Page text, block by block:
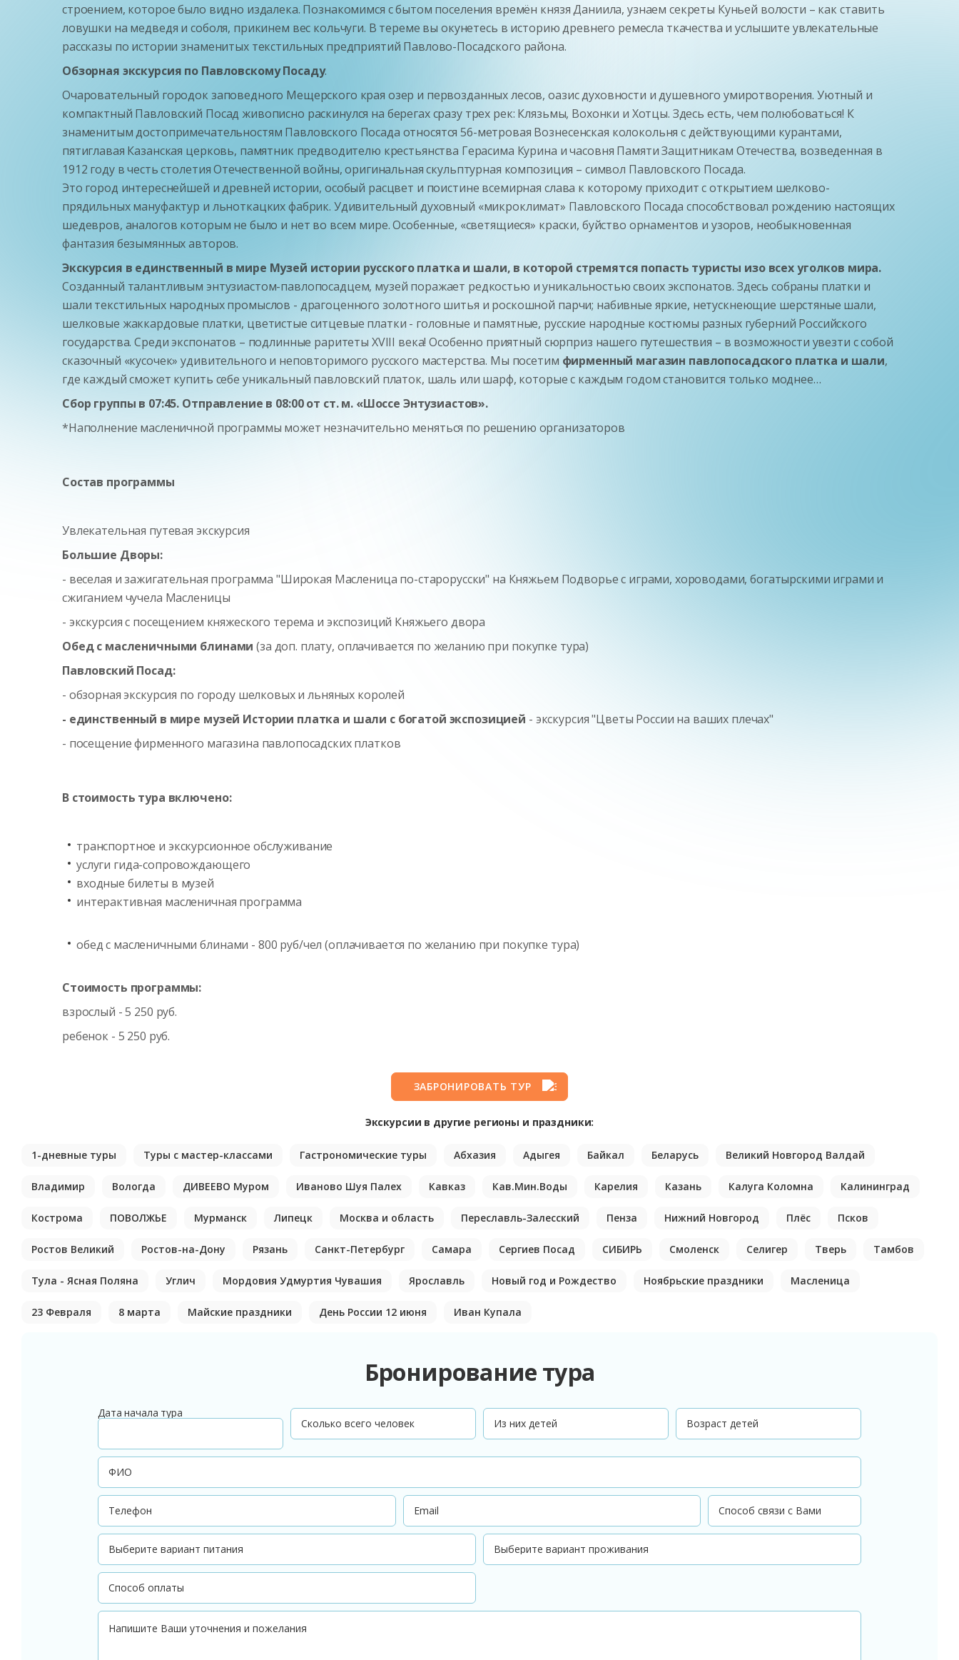
строением, которое было видно издалека. Познакомимся с бытом поселения времён князя Даниила, узнаем секреты Куньей волости – как ставить
ловушки на медведя и соболя, прикинем вес кольчуги. В тереме вы окунетесь в историю древнего ремесла ткачества и услышите увлекательные
рассказы по истории знаменитых текстильных предприятий Павлово-Посадского района.
Обзорная экскурсия по Павловскому Посаду.
Очаровательный городок заповедного Мещерского края озер и первозданных лесов, оазис духовности и душевного умиротворения. Уютный и
компактный Павловский Посад живописно раскинулся на берегах сразу трех рек: Клязьмы, Вохонки и Хотцы. Здесь есть, чем полюбоваться! К
знаменитым достопримечательностям Павловского Посада относятся 56-метровая Вознесенская колокольня с действующими курантами,
пятиглавая Казанская церковь, памятник предводителю крестьянства Герасима Курина и часовня Памяти Защитникам Отечества, возведенная в
1912 году в честь столетия Отечественной войны, оригинальная скульптурная композиция – символ Павловского Посада.
Это город интереснейшей и древней истории, особый расцвет и поистине всемирная слава к которому приходит с открытием шелково-
прядильных мануфактур и льноткацких фабрик. Удивительный духовный «микроклимат» Павловского Посада способствовал рождению настоящих
шедевров, аналогов которым не было и нет во всем мире. Особенные, «светящиеся» краски, буйство орнаментов и узоров, необыкновенная
фантазия безымянных авторов.
Экскурсия в единственный в мире Музей истории русского платка и шали, в которой стремятся попасть туристы изо всех уголков мира.
Созданный талантливым энтузиастом-павлопосадцем, музей поражает редкостью и уникальностью своих экспонатов. Здесь собраны платки и
шали текстильных народных промыслов - драгоценного золотного шитья и роскошной парчи; набивные яркие, нетускнеющие шерстяные шали,
шелковые жаккардовые платки, цветистые ситцевые платки - головные и памятные, русские народные костюмы разных губерний Российского
государства. Среди экспонатов – подлинные раритеты XVIII века! Особенно приятный сюрприз нашего путешествия – в возможности увезти с собой
сказочный «кусочек» удивительного и неповторимого русского мастерства. Мы посетим фирменный магазин павлопосадского платка и шали,
где каждый сможет купить себе уникальный павловский платок, шаль или шарф, которые с каждым годом становится только моднее…
Сбор группы в 07:45. Отправление в 08:00 от ст. м. «Шоссе Энтузиастов».
*Наполнение масленичной программы может незначительно меняться по решению организаторов
Состав программы
Увлекательная путевая экскурсия
Большие Дворы:
- веселая и зажигательная программа "Широкая Масленица по-старорусски" на Княжьем Подворье с играми, хороводами, богатырскими играми и
сжиганием чучела Масленицы
- экскурсия с посещением княжеского терема и экспозиций Княжьего двора
Обед с масленичными блинами (за доп. плату, оплачивается по желанию при покупке тура)
Павловский Посад:
- обзорная экскурсия по городу шелковых и льняных королей
- единственный в мире музей Истории платка и шали с богатой экспозицией - экскурсия "Цветы России на ваших плечах"
- посещение фирменного магазина павлопосадских платков
В стоимость тура включено:
транспортное и экскурсионное обслуживание
услуги гида-сопровождающего
входные билеты в музей
интерактивная масленичная программа
обед с масленичными блинами - 800 руб/чел (оплачивается по желанию при покупке тура)
Стоимость программы:
взрослый - 5 250 руб.
ребенок - 5 250 руб.
ЗАБРОНИРОВАТЬ ТУР
Экскурсии в другие регионы и праздники:
1-дневные туры Туры с мастер-классами Гастрономические туры Абхазия Адыгея Байкал Беларусь Великий Новгород Валдай
Владимир Вологда ДИВЕЕВО Муром Иваново Шуя Палех Кавказ Кав.Мин.Воды Карелия Казань Калуга Коломна Калининград
Кострома ПОВОЛЖЬЕ Мурманск Липецк Москва и область Переславль-Залесский Пенза Нижний Новгород Плёс Псков
Ростов Великий Ростов-на-Дону Рязань Санкт-Петербург Самара Сергиев Посад СИБИРЬ Смоленск Селигер Тверь Тамбов
Тула - Ясная Поляна Углич Мордовия Удмуртия Чувашия Ярославль Новый год и Рождество Ноябрьские праздники Масленица
23 Февраля 8 марта Майские праздники День России 12 июня Иван Купала
Бронирование тура
Дата начала тура